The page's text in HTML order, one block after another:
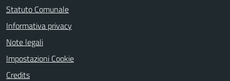
Statuto Comunale
Informativa privacy
Note legali
Impostazioni Cookie
Credits